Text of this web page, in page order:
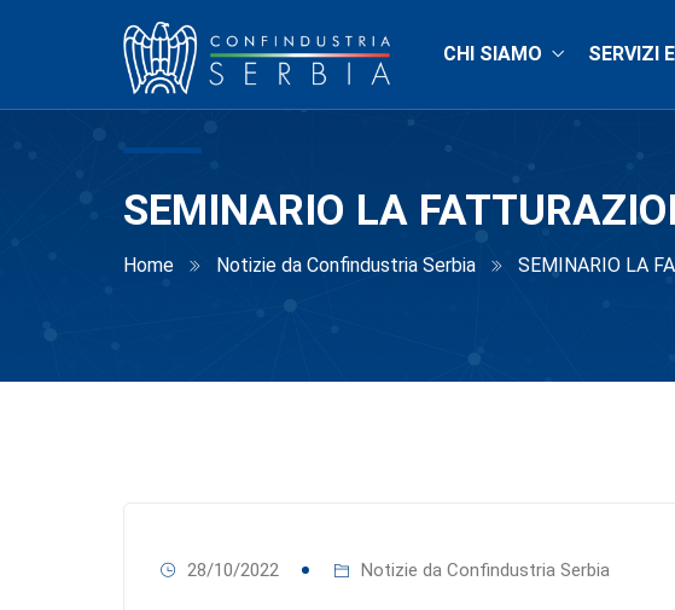
CHI SIAMO SERVIZI
SEMINARIO LA
Home Notizie da Confindustria Serbia SEMINARIO LA
28/10/2022 Notizie da Confindustria Serbia